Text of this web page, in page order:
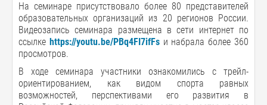
На семинаре присутствовало более 80 представителей
образовательных организаций из 20 регионов России.
Видеозапись семинара размещена в сети интернет по
ссылке https://youtu.be/PBq4FI7ifFsи набрала более 360
просмотров.
В ходе семинара участники ознакомились с трейл-
ориентированием, как видом спорта равных
возможностей, перспективами его развития в